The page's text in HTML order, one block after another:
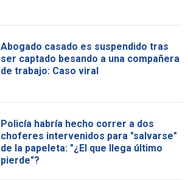
Abogado casado es suspendido tras
ser captado besando a una compañera
de trabajo: Caso viral
Policía habría hecho correr a dos
choferes intervenidos para "salvarse"
de la papeleta: "¿El que llega último
pierde"?